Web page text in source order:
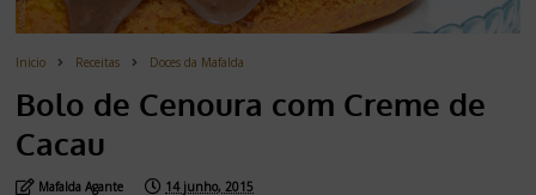
Inicio Receitas Doces da Mafalda
Bolo de Cenoura com Creme de
Cacau
Mafalda Agante 14 junho, 2015